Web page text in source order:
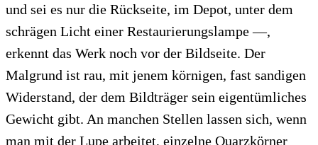
und sei es nur die Rückseite, im Depot, unter dem
schrägen Licht einer Restaurierungslampe —,
erkennt das Werk noch vor der Bildseite. Der
Malgrund ist rau, mit jenem körnigen, fast sandigen
Widerstand, der dem Bildträger sein eigentümliches
Gewicht gibt. An manchen Stellen lassen sich, wenn
man mit der Lupe arbeitet, einzelne Quarzkörner